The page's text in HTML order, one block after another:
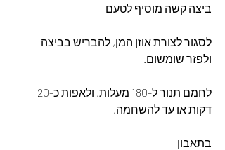
ביצה קשה מוסיף לטעם
לסגור לצורת אוזן המן, להבריש בביצה
ולפזר שומשום.
דקות או עד להשחמה.
בתאבון